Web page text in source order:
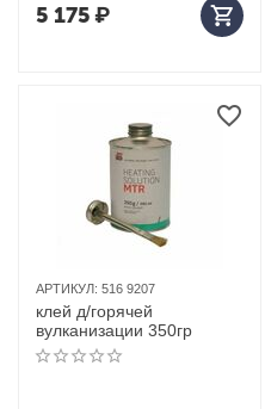
5 175₽
АРТИКУЛ: 516 9207
клей д/горячей
вулканизации 350гр